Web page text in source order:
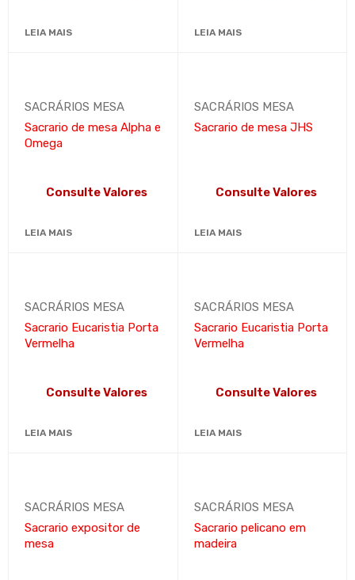
LEIA MAIS LEIA MAIS
SACRÁRIOS MESA
Sacrario de mesa Alpha e
Omega
Consulte Valores
LEIA MAIS
SACRÁRIOS MESA
Sacrario de mesa JHS
Consulte Valores
LEIA MAIS
SACRÁRIOS MESA
Sacrario Eucaristia Porta
Vermelha
Consulte Valores
LEIA MAIS
SACRÁRIOS MESA
Sacrario Eucaristia Porta
Vermelha
Consulte Valores
LEIA MAIS
SACRÁRIOS MESA
Sacrario expositor de
mesa
SACRÁRIOS MESA
Sacrario pelicano em
madeira